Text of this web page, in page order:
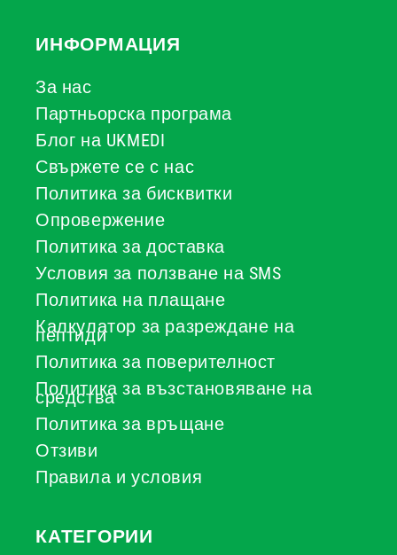
ИНФОРМАЦИЯ
За нас
Партньорска програма
Блог на UKMEDI
Свържете се с нас
Политика за бисквитки
Опровержение
Политика за доставка
Условия за ползване на SMS
Политика на плащане
Калкулатор за разреждане на
пептиди
Политика за поверителност
Политика за възстановяване на
средства
Политика за връщане
Отзиви
Правила и условия
КАТЕГОРИИ